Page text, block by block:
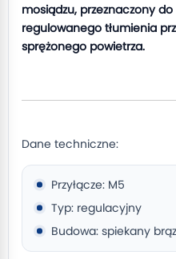
mosiądzu, przeznaczony
regulowanego tłumienia
sprężonego powietrza.
Dane techniczne:
Przyłącze: M5
Typ: regulacyjny
Budowa: spiekany brąz